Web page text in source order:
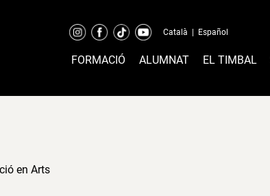
Català Español
FORMACIÓ ALUMNAT EL TIMBAL
en Arts